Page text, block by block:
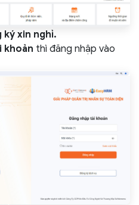
ký xin nghỉ.
khoản thì đăng nhập vào